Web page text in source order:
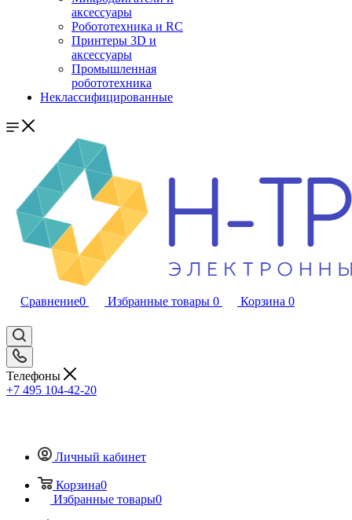
аксессуары
Робототехника и RC
Принтеры 3D и
аксессуары
Промышленная
робототехника
Неклассифицированные
Сравнение0 Избранные товары 0 Корзина 0
Телефоны
+7 495 104-42-20
Личный кабинет
Корзина0
Избранные товары0